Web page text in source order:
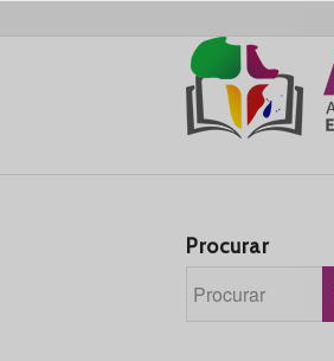
Procurar